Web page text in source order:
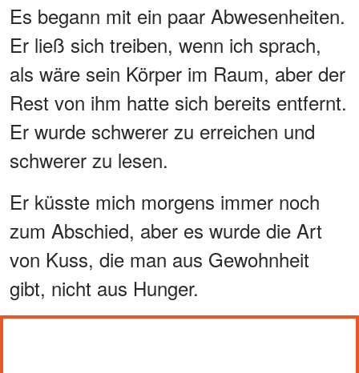
Es begann mit ein paar Abwesenheiten.
Er ließ sich treiben, wenn ich sprach,
als wäre sein Körper im Raum, aber der
Rest von ihm hatte sich bereits entfernt.
Er wurde schwerer zu erreichen und
schwerer zu lesen.
Er küsste mich morgens immer noch
zum Abschied, aber es wurde die Art
von Kuss, die man aus Gewohnheit
gibt, nicht aus Hunger.